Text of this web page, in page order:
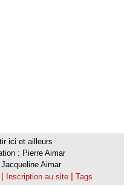
ici et ailleurs
: Pierre Aimar
Aimar
| Inscription au site | Tags